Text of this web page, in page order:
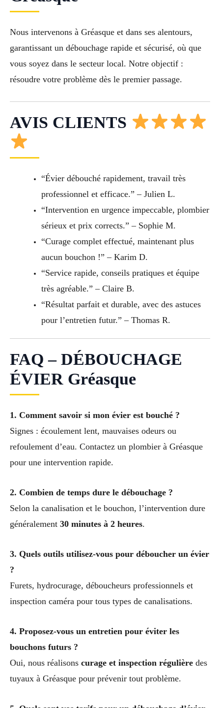
Nous intervenons à Gréasque et dans ses alentours,
garantissant un débouchage rapide et sécurisé, où que
vous soyez dans le secteur local. Notre objectif :
résoudre votre problème dès le premier passage.
AVIS CLIENTS
“Évier débouché rapidement, travail très
professionnel et efficace.” – Julien L.
“Intervention en urgence impeccable, plombier
sérieux et prix corrects.” – Sophie M.
“Curage complet effectué, maintenant plus
aucun bouchon !” – Karim D.
“Service rapide, conseils pratiques et équipe
très agréable.” – Claire B.
“Résultat parfait et durable, avec des astuces
pour l’entretien futur.” – Thomas R.
FAQ – DÉBOUCHAGE
ÉVIER Gréasque
1. Comment savoir si mon évier est bouché ?
Signes : écoulement lent, mauvaises odeurs ou
refoulement d’eau. Contactez un plombier à Gréasque
pour une intervention rapide.
2. Combien de temps dure le débouchage ?
Selon la canalisation et le bouchon, l’intervention dure
généralement 30 minutes à 2 heures.
3. Quels outils utilisez-vous pour déboucher un évier
?
Furets, hydrocurage, déboucheurs professionnels et
inspection caméra pour tous types de canalisations.
4. Proposez-vous un entretien pour éviter les
bouchons futurs ?
Oui, nous réalisons curage et inspection régulière des
tuyaux à Gréasque pour prévenir tout problème.